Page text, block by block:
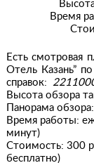
Время
Есть смотровая
Отель Казань”
справок:
Высота обзора
Панорама
Время работы:
минут)
Стоимость: 300
бесплатно)